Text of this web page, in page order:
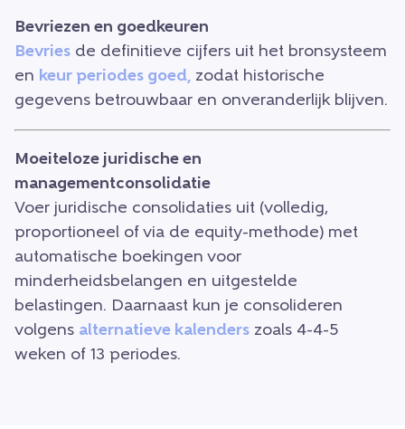
Bevriezen en goedkeuren
Bevries de definitieve cijfers uit het bronsysteem
en keur periodes goed, zodat historische
gegevens betrouwbaar en onveranderlijk blijven.
Moeiteloze juridische en
managementconsolidatie
Voer juridische consolidaties uit (volledig,
proportioneel of via de equity-methode) met
automatische boekingen voor
minderheidsbelangen en uitgestelde
belastingen. Daarnaast kun je consolideren
volgens alternatieve kalenders zoals 4-4-5
weken of 13 periodes.